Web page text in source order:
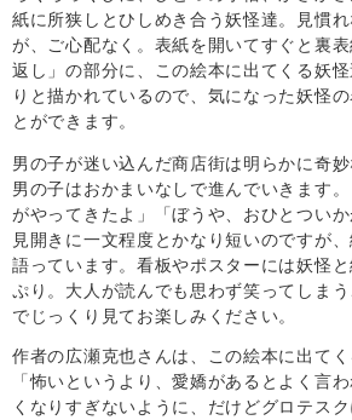
紙に所狭しとひしめき合う妖怪達。見慣
が、ご心配なく。表紙を開いてすぐと裏
返し」の部分に、この絵本に出てくる妖
りと描かれているので、気になった妖怪
とができます。
男の子が迷い込んだ商店街は明らかに奇妙
男の子はおかまいなしで進んでいきます
がやってきたよ」「ぼうや、おひとつい
見開きに一文程度とかなり短いのですが
語っています。看板やポスターには妖怪
ぷり。大人が読んでも思わず笑ってしま
でじっくり見てお楽しみください。
作者の広瀬克也さんは、この絵本に出てく
「怖いというより、愛嬌があるとよく言
くなりすぎないように、だけどグロテス